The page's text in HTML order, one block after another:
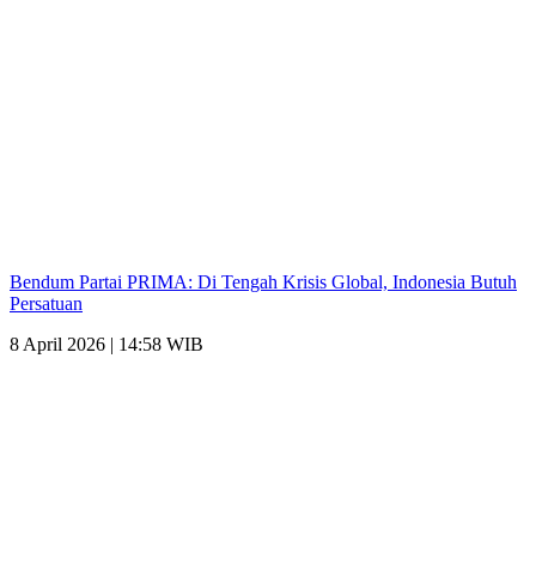
Bendum Partai PRIMA: Di Tengah Krisis Global, Indonesia Butuh
Persatuan
8 April 2026 | 14:58 WIB